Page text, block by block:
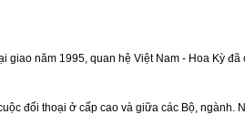
giao năm 1995, quan hệ Việt Nam - Hoa Kỳ
đối thoại ở cấp cao và giữa các Bộ, ngành.